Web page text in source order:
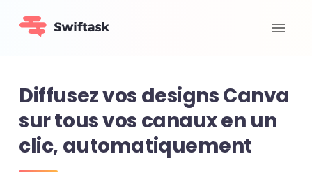
Diffusez vos designs Canva
sur tous vos canaux en un
clic, automatiquement